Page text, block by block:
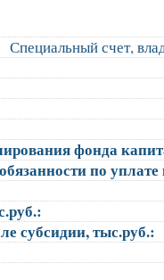
Специальный счет,
фонда
по уплате
субсидии, тыс.руб.: